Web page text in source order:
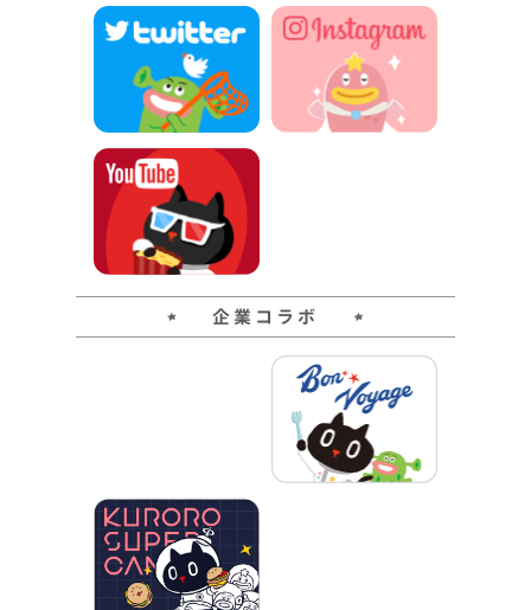
企業コラボ